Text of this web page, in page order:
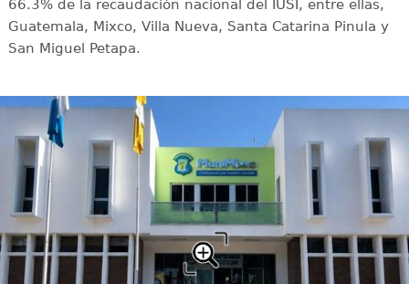
66.3% de la recaudación nacional del IUSI, entre ellas,
Guatemala, Mixco, Villa Nueva, Santa Catarina Pinula y
San Miguel Petapa.